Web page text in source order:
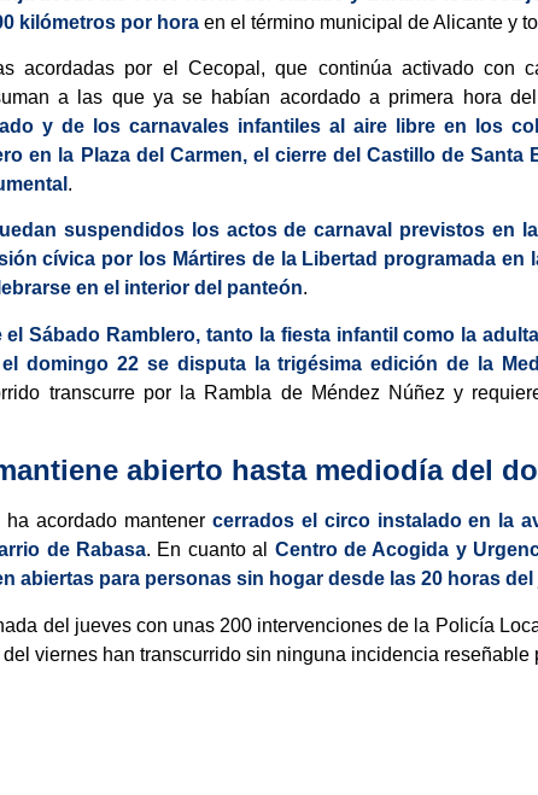
kilómetros por hora en el término municipal de Alicante y
acordadas por el Cecopal, que continúa activado con
a las que ya se habían acordado a primera hora
y de los carnavales infantiles al aire libre en los
en la Plaza del Carmen, el cierre del Castillo de
.
suspendidos los actos de carnaval previstos en
cívica por los Mártires de la Libertad programada en
en el interior del panteón.
Sábado Ramblero, tanto la fiesta infantil como la
domingo 22 se disputa la trigésima edición de la
transcurre por la Rambla de Méndez Núñez y
abierto hasta mediodía del
acordado mantener cerrados el circo instalado en la
de Rabasa. En cuanto al Centro de Acogida y
abiertas para personas sin hogar desde las 20 horas
del jueves con unas 200 intervenciones de la Policía
viernes han transcurrido sin ninguna incidencia